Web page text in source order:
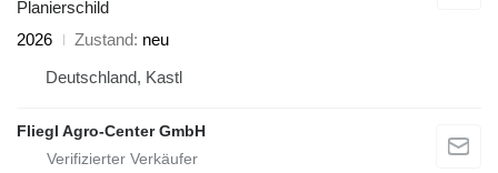
Planierschild
2026
Zustand neu
Deutschland, Kastl
Fliegl Agro-Center GmbH